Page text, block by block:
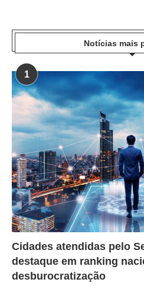
Notícias mais
1
Cidades atendidas pelo
destaque em ranking
desburocratização